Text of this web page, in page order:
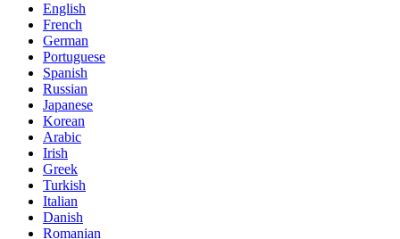
English
French
German
Portuguese
Spanish
Russian
Japanese
Korean
Arabic
Irish
Greek
Turkish
Italian
Danish
Romanian